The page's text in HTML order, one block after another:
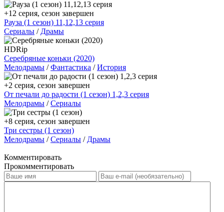
+12 серия, сезон завершен
Рауза (1 сезон) 11,12,13 серия
Сериалы / Драмы
HDRip
Серебряные коньки (2020)
Мелодрамы /Фантастика /История
+2 серия, сезон завершен
От печали до радости (1 сезон) 1,2,3 серия
Мелодрамы /Сериалы
+8 серия, сезон завершен
Три сестры (1 сезон)
Мелодрамы /Сериалы / Драмы
Комментировать
Прокомментировать